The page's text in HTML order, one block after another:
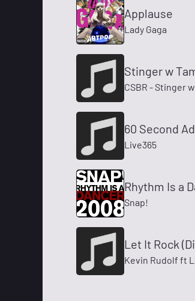
Applause
Lady Gaga
Stinger w
CSBR - Stinger
60 Second
Live365
Rhythm Is a
Snap!
Let It Rock
Kevin Rudolf ft